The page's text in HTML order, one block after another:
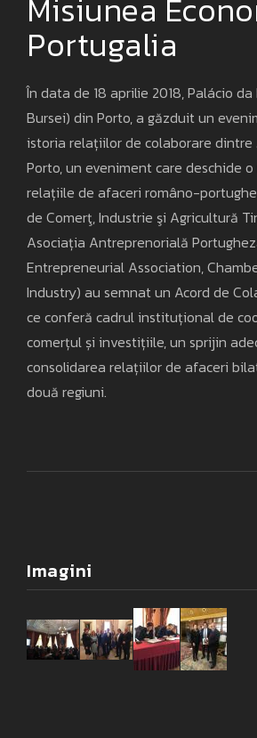
Misiunea
Portugalia
În data de 18 aprilie 2018, Palácio
Bursei) din Porto, a găzduit un
istoria relațiilor de colaborare dintre
Porto, un eveniment care deschide
relațiile de afaceri româno-
de Comerţ, Industrie şi Agricultură
Asociația Antreprenorială
Entrepreneurial Association,
Industry) au semnat un Acord de
ce conferă cadrul instituțional de
comerțul și investițiile, un sprijin
consolidarea relațiilor de afaceri
două regiuni.
Imagini